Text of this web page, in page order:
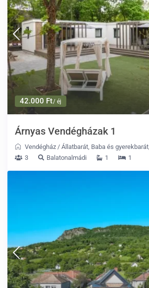
42.000 Ft/ éj
Árnyas Vendégházak 1
Vendégház /Állatbarát Baba és gyerekbarát
3
Balatonalmádi 1 1